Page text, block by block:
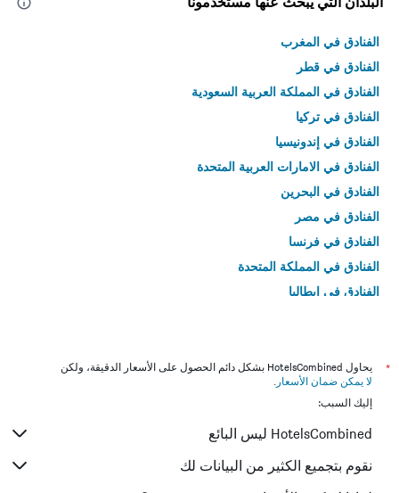
الفنادق في المغرب
الفنادق في قطر
الفنادق في المملكة العربية السعودية
الفنادق في تركيا
الفنادق في إندونيسيا
الفنادق في الامارات العربية المتحدة
الفنادق في البحرين
الفنادق في مصر
الفنادق في فرنسا
الفنادق في المملكة المتحدة
الفنادق في إيطاليا
*
يحاول HotelsCombined بشكل دائم الحصول على الأسعار الدقيقة، ولكن
لا يمكن ضمان الأسعار .
إليك السبب:
HotelsCombined ليس البائع
نقوم بتجميع الكثير من البيانات لك